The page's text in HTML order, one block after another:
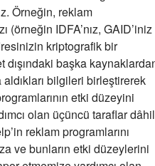
Örneğin, reklam
(örneğin IDFA’nız, GAID’iniz
kriptografik bir
dışındaki başka
aldıkları bilgileri birleştirerek
etki düzeyini
olan üçüncü taraflar dâhil
reklam programlarını
ve bunların etki düzeylerini